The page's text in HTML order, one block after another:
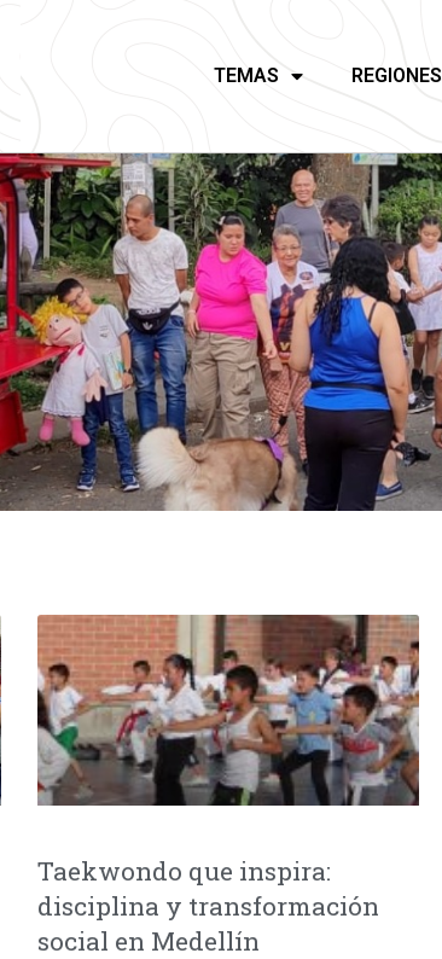
TEMAS REGIONES
Taekwondo que inspira:
disciplina y transformación
social en Medellín